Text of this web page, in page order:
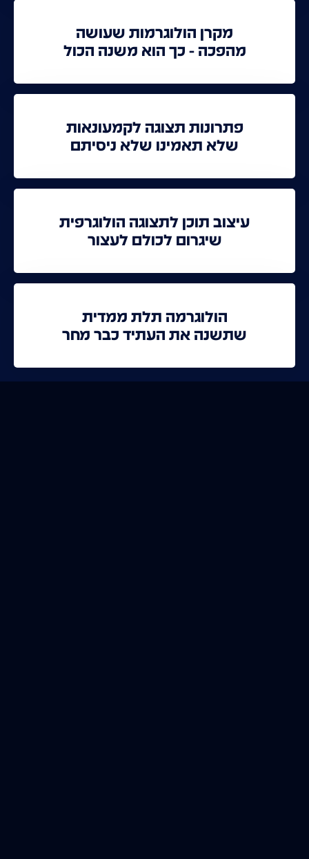
מקרן הולוגרמות שעושה
מהפכה - כך הוא משנה הכול
פתרונות תצוגה לקמעונאות
שלא תאמינו שלא ניסיתם
עיצוב תוכן לתצוגה הולוגרפית
שיגרום לכולם לעצור
הולוגרמה תלת ממדית
שתשנה את העתיד כבר מחר